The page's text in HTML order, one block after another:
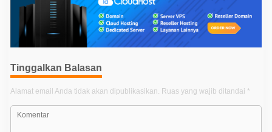
i
p
o
s
Tinggalkan Balasan
Alamat email Anda tidak akan dipublikasikan. Ruas yang wajib ditandai *